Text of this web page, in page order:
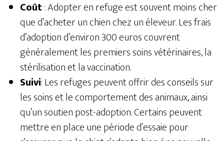
Coût: Adopter en refuge est souvent moins cher
que d’acheter un chien chez un éleveur. Les frais
d’adoption d’environ 300 euros couvrent
généralement les premiers soins vétérinaires, la
stérilisation et la vaccination.
Suivi: Les refuges peuvent offrir des conseils sur
les soins et le comportement des animaux, ainsi
qu’un soutien post-adoption. Certains peuvent
mettre en place une période d’essaie pour